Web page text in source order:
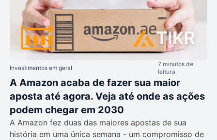
Investimentos em geral
7 minutos de
leitura
A Amazon acaba de fazer sua maior
aposta até agora. Veja até onde as ações
podem chegar em 2030
A Amazon fez duas das maiores apostas de sua
história em uma única semana - um compromisso de